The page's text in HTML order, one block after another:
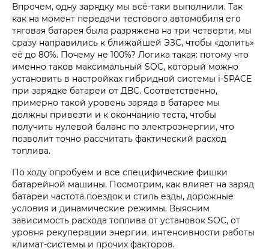
Впрочем, одну зарядку мы всё-таки выполнили. Так
как на момент передачи тестового автомобиля его
тяговая батарея была разряжена на три четверти, мы
сразу направились к ближайшей ЭЗС, чтобы «долить»
её до 80%. Почему не 100%? Логика такая: потому что
именно таков максимальный SOC, который можно
установить в настройках гибридной системы i‑SPACE
при зарядке батареи от ДВС. Соответственно,
примерно такой уровень заряда в батарее мы
должны привезти и к окончанию теста, чтобы
получить нулевой баланс по электроэнергии, что
позволит точно рассчитать фактический расход
топлива.
По ходу опробуем и все специфические фишки
батарейной машины. Посмотрим, как влияет на заряд
батареи частота поездок и стиль езды, дорожные
условия и динамические режимы. Выясним
зависимость расхода топлива от установок SOC, от
уровня рекуперации энергии, интенсивности работы
климат-системы и прочих факторов.